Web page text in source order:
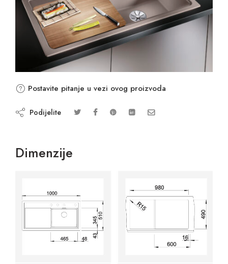
Postavite pitanje u vezi ovog proizvoda
Podijelite
Dimenzije